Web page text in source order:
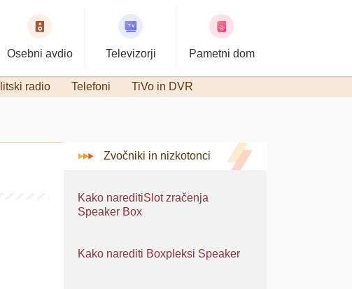
Osebni avdio Televizorji Pametni dom
radio Telefoni TiVo in DVR
Zvočniki in nizkotonci
Kako nareditiSlot zračenja
Speaker Box
Kako narediti Boxpleksi Speaker